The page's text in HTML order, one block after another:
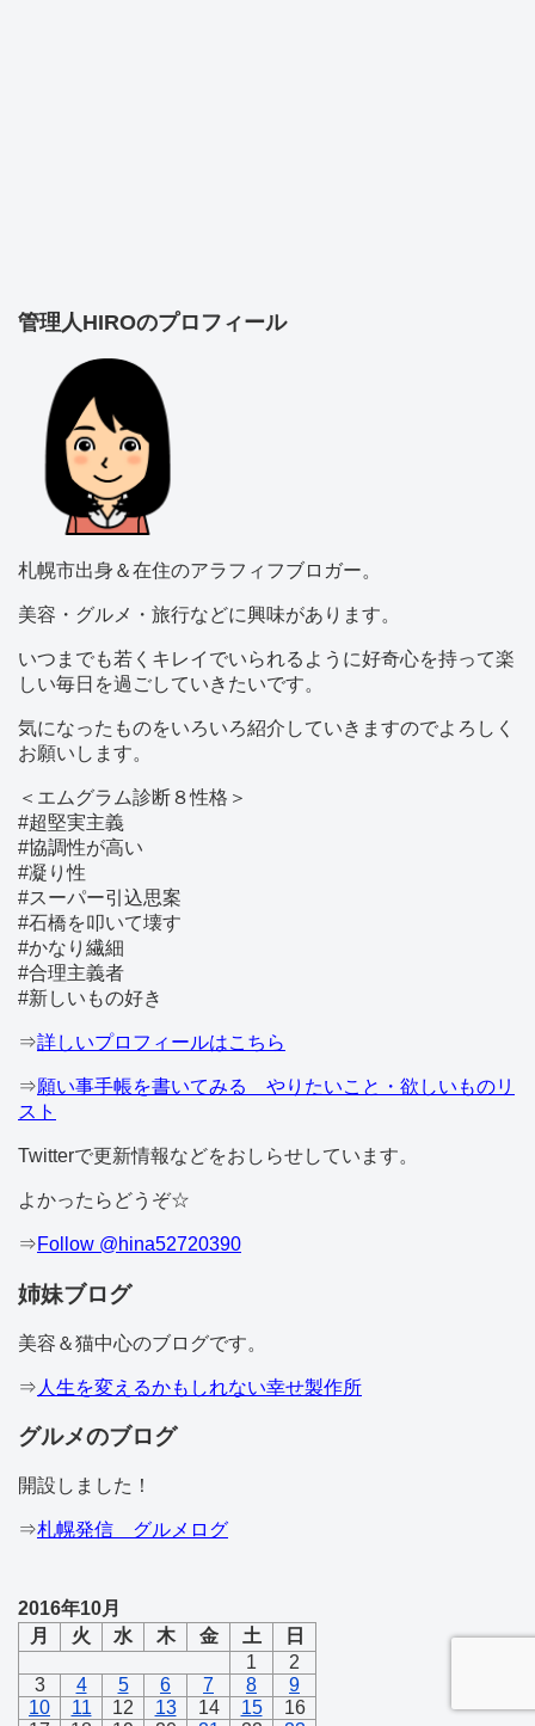
管理人HIROのプロフィール
札幌市出身＆在住のアラフィフブロガー。
美容・グルメ・旅行などに興味があります。
いつまでも若くキレイでいられるように好奇心を持って楽
しい毎日を過ごしていきたいです。
気になったものをいろいろ紹介していきますのでよろしく
お願いします。
＜エムグラム診断８性格＞
#超堅実主義
#協調性が高い
#凝り性
#スーパー引込思案
#石橋を叩いて壊す
#かなり繊細
#合理主義者
#新しいもの好き
⇒詳しいプロフィールはこちら
⇒願い事手帳を書いてみる やりたいこと・欲しいものリ
スト
Twitterで更新情報などをおしらせしています。
よかったらどうぞ☆
⇒Follow @hina52720390
姉妹ブログ
美容＆猫中心のブログです。
⇒ 人生を変えるかもしれない幸せ製作所
グルメのブログ
開設しました！
⇒札幌発信 グルメログ
2016年10月
月
火 水 木 金 土
日
1
2
3
4 5 6 7 8
9
10
11 12 13 14 15
16